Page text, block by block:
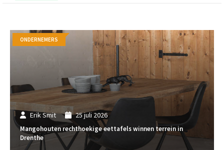
Erik Smit 25 juli 2026
Mangohouten rechthoekige eettafels winnen terrein in
Drenthe
ONDERNEMERS